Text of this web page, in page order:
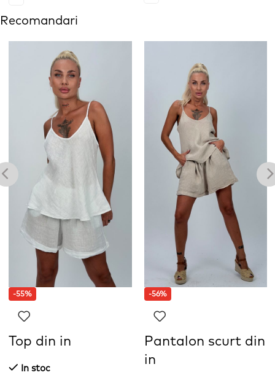
Recomandari
-55%
Top din in
In stoc
-56%
Pantalon scurt din
in